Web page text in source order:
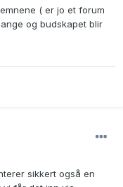
( er jo et forum
og budskapet blir
sikkert også en